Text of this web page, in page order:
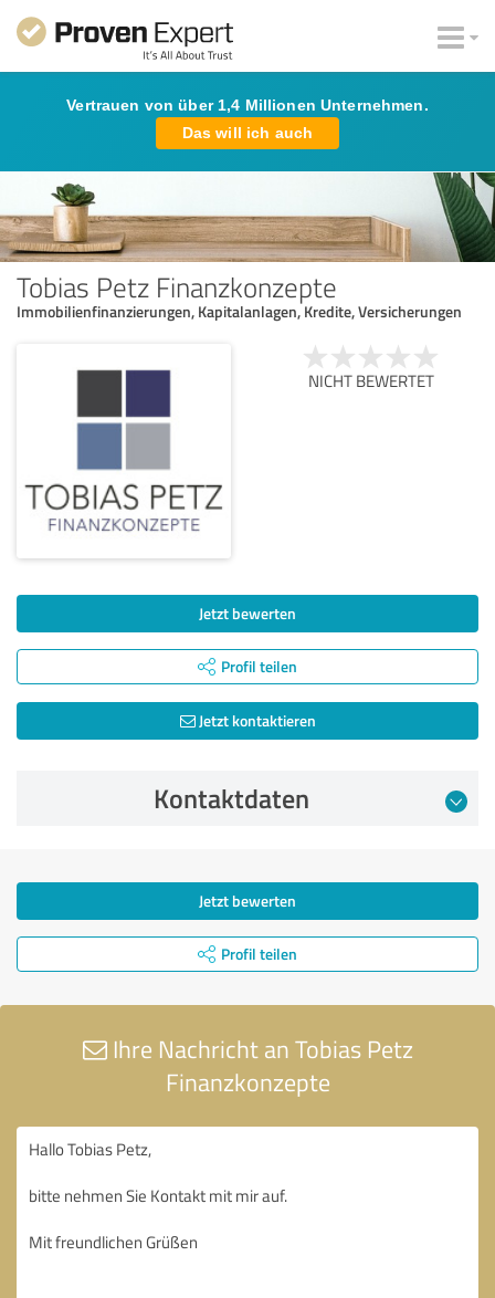
Vertrauen von über 1,4 Millionen Unternehmen.
Das will ich auch
Tobias Petz Finanzkonzepte
Immobilienfinanzierungen, Kapitalanlagen, Kredite, Versicherungen
NICHT BEWERTET
Jetzt bewerten
Profil teilen
Jetzt kontaktieren
Kontaktdaten
Jetzt bewerten
Profil teilen
Ihre Nachricht an Tobias Petz
Finanzkonzepte